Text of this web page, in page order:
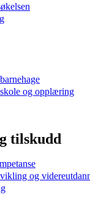
og opplæring
tilskudd
og